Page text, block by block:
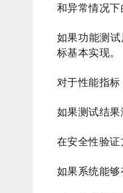
和异常情况下
如果功能测
标基本实现。
对于性能指
如果测试结
在安全性验
如果系统能